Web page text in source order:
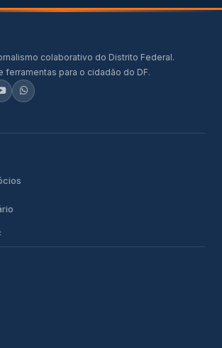
colaborativo do Distrito Federal.
ferramentas para o cidadão do DF.